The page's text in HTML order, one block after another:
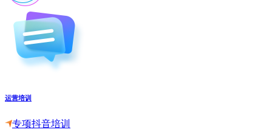
运营培训
专项抖音培训